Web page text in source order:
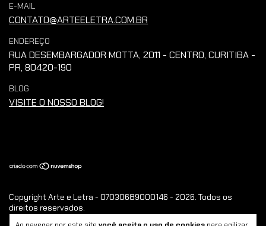
E-MAIL
CONTATO@ARTEELETRA.COM.BR
ENDEREÇO
RUA DESEMBARGADOR MOTTA, 2011 - CENTRO, CURITIBA -
PR, 80420-190
BLOG
VISITE O NOSSO BLOG!
Copyright Arte e Letra - 07030689000146 - 2026. Todos os
direitos reservados.